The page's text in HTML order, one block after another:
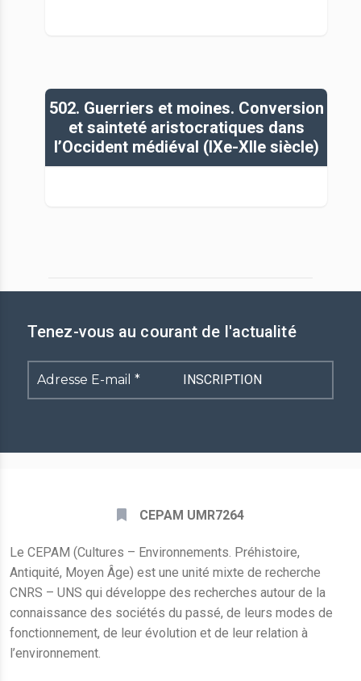
502. Guerriers et moines. Conversion
et sainteté aristocratiques dans
l’Occident médiéval (IXe-XIIe siècle)
Tenez-vous au courant de l'actualité
Adresse
E-
CEPAM UMR7264
Le CEPAM (Cultures – Environnements. Préhistoire,
Antiquité, Moyen Âge) est une unité mixte de recherche
CNRS – UNS qui développe des recherches autour de la
connaissance des sociétés du passé, de leurs modes de
fonctionnement, de leur évolution et de leur relation à
l’environnement.